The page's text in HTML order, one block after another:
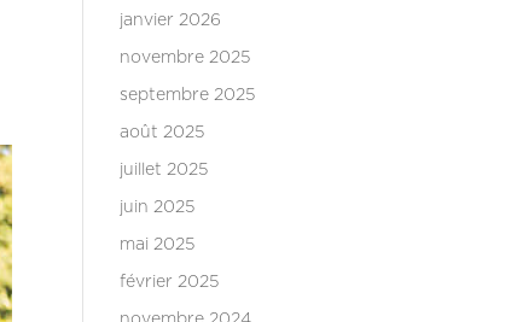
janvier 2026
novembre 2025
septembre 2025
août 2025
juillet 2025
juin 2025
mai 2025
février 2025